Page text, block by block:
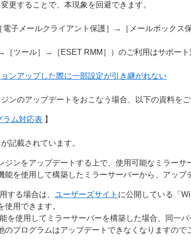
更することで、本現象を回避できます。
子メールクライアント保護］→［メールボックス
［ツール］→［ESET RMM］）のご利用はサポート
ンアップした際に一部設定が引き継がれない
ンのアップデートをおこなう場合、以下の資料を
ラム対応表 】
記載されています。
ジンをアップデートする上で、使用可能なミラーサ
能を使用して構築したミラーサーバーから、アッ
する場合は、 ユーザーズサイト に公開している「
用できます。
を使用してミラーサーバーを構築した場合、同一
のプログラムはアップデートできなくなりますので